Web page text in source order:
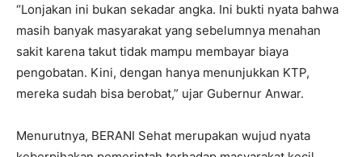
“Lonjakan ini bukan sekadar angka. Ini bukti nyata bahwa
masih banyak masyarakat yang sebelumnya menahan
sakit karena takut tidak mampu membayar biaya
pengobatan. Kini, dengan hanya menunjukkan KTP,
mereka sudah bisa berobat,” ujar Gubernur Anwar.
Menurutnya, BERANI Sehat merupakan wujud nyata